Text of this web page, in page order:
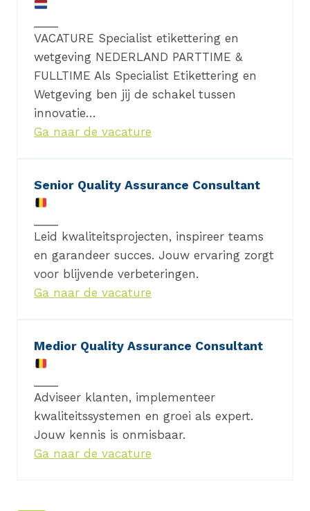
VACATURE Specialist etikettering en
wetgeving NEDERLAND PARTTIME &
FULLTIME Als Specialist Etikettering en
Wetgeving ben jij de schakel tussen
innovatie…
Ga naar de vacature
Senior Quality Assurance Consultant
Leid kwaliteitsprojecten, inspireer teams
en garandeer succes. Jouw ervaring zorgt
voor blijvende verbeteringen.
Ga naar de vacature
Medior Quality Assurance Consultant
Adviseer klanten, implementeer
kwaliteitssystemen en groei als expert.
Jouw kennis is onmisbaar.
Ga naar de vacature